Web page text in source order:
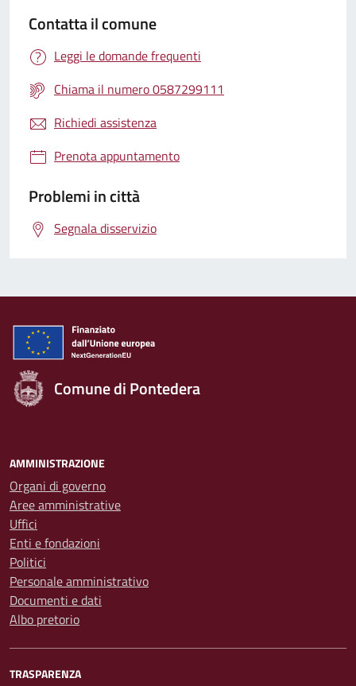
Contatta il comune
Leggi le domande frequenti
Chiama il numero 0587299111
Richiedi assistenza
Prenota appuntamento
Problemi in città
Segnala disservizio
Comune di Pontedera
AMMINISTRAZIONE
Organi di governo
Aree amministrative
Uffici
Enti e fondazioni
Politici
Personale amministrativo
Documenti e dati
Albo pretorio
TRASPARENZA